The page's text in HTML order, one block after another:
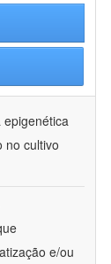
epigenética
no cultivo
e/ou